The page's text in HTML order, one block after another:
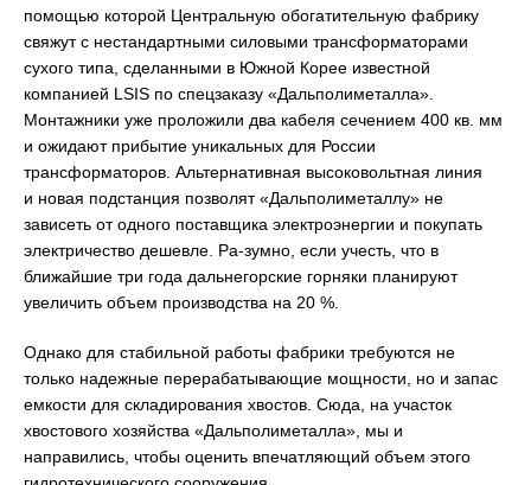
помощью которой Центральную обогатительную фабрику
свяжут с нестандартными силовыми трансформаторами
сухого типа, сделанными в Южной Корее известной
компанией LSIS по спецзаказу «Дальполиметалла».
Монтажники уже проложили два кабеля сечением 400 кв. мм
и ожидают прибытие уникальных для России
трансформаторов. Альтернативная высоковольтная линия
и новая подстанция позволят «Дальполиметаллу» не
зависеть от одного поставщика электроэнергии и покупать
электричество дешевле. Ра-зумно, если учесть, что в
ближайшие три года дальнегорские горняки планируют
увеличить объем производства на 20 %.
Однако для стабильной работы фабрики требуются не
только надежные перерабатывающие мощности, но и запас
емкости для складирования хвостов. Сюда, на участок
хвостового хозяйства «Дальполиметалла», мы и
направились, чтобы оценить впечатляющий объем этого